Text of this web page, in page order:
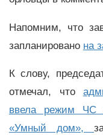
Напомним, что
запланировано на
К слову,
отмечал, что
ввела режим ЧС
«Умный дом»,